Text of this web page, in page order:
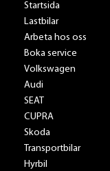
Startsida
Lastbilar
Arbeta hos oss
Boka service
Volkswagen
Audi
SEAT
CUPRA
Skoda
Transportbilar
Hyrbil